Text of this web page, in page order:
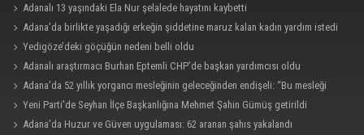
Adanalı 13 yaşındaki Ela Nur şelalede hayatını kaybetti
Adana’da birlikte yaşadığı erkeğin şiddetine maruz kalan kadın yardım istedi
Yedigöze’deki göçüğün nedeni belli oldu
Adanalı araştırmacı Burhan Eptemli CHP’de başkan yardımcısı oldu
Adana’da 52 yıllık yorgancı mesleğinin geleceğinden endişeli: “Bu mesleği
çocuğuma bile öğretemedim”
Yeni Parti'de Seyhan İlçe Başkanlığına Mehmet Şahin Gümüş getirildi
Adana’da Huzur ve Güven uygulaması: 62 aranan şahıs yakalandı